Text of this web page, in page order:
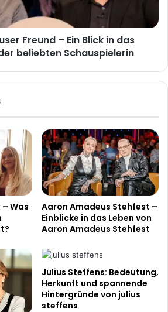
Freund – Ein Blick in das
beliebten Schauspielerin
Was
Aaron Amadeus Stehfest –
Einblicke in das Leben von
Aaron Amadeus Stehfest
Julius Steffens: Bedeutung,
Herkunft und spannende
Hintergründe von julius
steffens